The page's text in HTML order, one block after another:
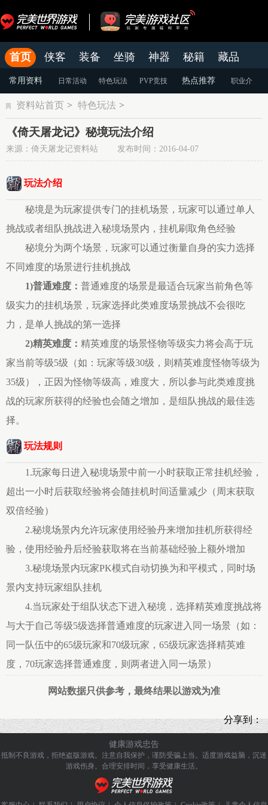
首页 侠客 装备 坐骑 神器 秘籍
藏品
结婚
官网 论坛 老虎游戏APP
常用资料 日常活动 特色玩法 PVP竞技 热点推荐 职业介
绍 装备强化 游戏攻略
资料站首页 > 特色玩法 >
《倚天屠龙记》秘境玩法介绍
来源：倚天屠龙记资料站 发布时间：2016-04-07
玩法介绍
秘境是为玩家提供专门的挂机场景，玩家可以通过单人
挑战或者组队挑战进入秘境场景内，挂机刷取角色经验
秘境分为两个场景，玩家可以通过衡量自身的实力选择
不同难度的场景进行挂机挑战
1)普通难度： 普通难度的场景是最适合玩家当前角色等
级实力的挂机场景，玩家选择此类难度场景挑战不会很吃
力，是单人挑战的第一选择
2)精英难度： 精英难度的场景怪物等级实力将会高于玩
家当前等级5级（如：玩家等级30级，则精英难度怪物等级为
35级），正因为怪物等级高，难度大，所以参与此类难度挑
战的玩家所获得的经验也会随之增加，是组队挑战的最佳选
择。
玩法规则
1.玩家每日进入秘境场景中前一小时获取正常挂机经验，
超出一小时后获取经验将会随挂机时间适量减少（周末获取
双倍经验）
2.秘境场景内允许玩家使用经验丹来增加挂机所获得经
验，使用经验丹后经验获取将在当前基础经验上额外增加
3.秘境场景内玩家PK模式自动切换为和平模式，同时场
景内支持玩家组队挂机
4.当玩家处于组队状态下进入秘境，选择精英难度挑战将
与大于自己等级5级选择普通难度的玩家进入同一场景（如：
同一队伍中的65级玩家和70级玩家，65级玩家选择精英难
度，70玩家选择普通难度，则两者进入同一场景）
网站数据只供参考，最终结果以游戏为准
分享到：
健康游戏忠告
抵制不良游戏，拒绝盗版游戏。注意自我保护，谨防受骗上当。 适度游戏益脑，沉迷
游戏伤身。合理安排时间，享受健康生活。